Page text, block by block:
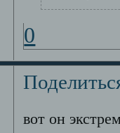
0
вот он